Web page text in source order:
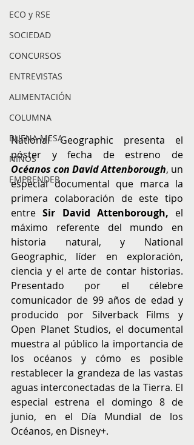
ECO y RSE
SOCIEDAD
CONCURSOS
ENTREVISTAS
ALIMENTACIÓN
COLUMNA
BUENA MESA
NIÑOS
EMPRENDER
National Geographic presenta el
Océanos con David Attenborough, un
especial documental que marca la
primera colaboración de este tipo
entre Sir David Attenborough, el
máximo referente del mundo en
historia natural, y National
Geographic, líder en exploración,
ciencia y el arte de contar historias.
Presentado por el célebre
comunicador de 99 años de edad y
producido por Silverback Films y
Open Planet Studios, el documental
muestra al público la importancia de
los océanos y cómo es posible
restablecer la grandeza de las vastas
aguas interconectadas de la Tierra. El
especial estrena el domingo 8 de
junio, en el Día Mundial de los
Océanos, en Disney+.